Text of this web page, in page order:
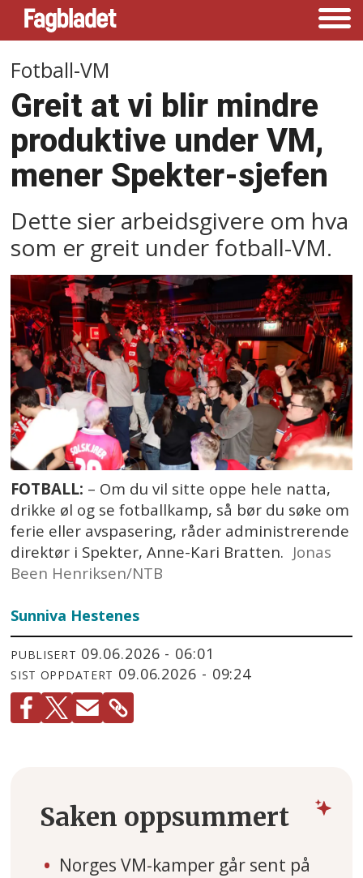
Fotball-VM
Greit at vi blir mindre
produktive under VM,
mener Spekter-sjefen
Dette sier arbeidsgivere om hva
som er greit under fotball-VM.
FOTBALL: – Om du vil sitte oppe hele natta,
drikke øl og se fotballkamp, så bør du søke om
ferie eller avspasering, råder administrerende
direktør i Spekter, Anne-Kari Bratten. Jonas
Been Henriksen/NTB
Sunniva Hestenes
PUBLISERT 09.06.2026 - 06:01
SIST OPPDATERT 09.06.2026 - 09:24
Saken oppsummert
Norges VM-kamper går sent på